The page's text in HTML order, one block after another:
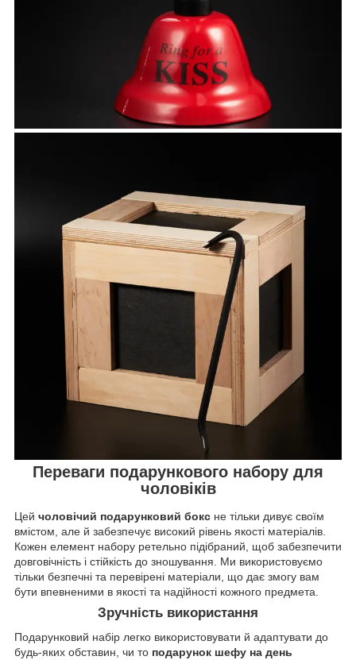
Переваги подарункового набору для
чоловіків
Цей чоловічий подарунковий бокс не тільки дивує своїм
вмістом, але й забезпечує високий рівень якості матеріалів.
Кожен елемент набору ретельно підібраний, щоб забезпечити
довговічність і стійкість до зношування. Ми використовуємо
тільки безпечні та перевірені матеріали, що дає змогу вам
бути впевненими в якості та надійності кожного предмета.
Зручність використання
Подарунковий набір легко використовувати й адаптувати до
будь-яких обставин, чи то подарунок шефу на день